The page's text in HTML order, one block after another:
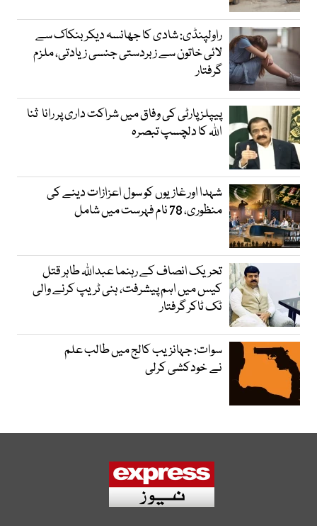
راولپنڈی: شادی کا جھانسہ دیکر بنکاک سے
لائی خاتون سے زبردستی جنسی زیادتی، ملزم
گرفتار
پیپلز پارٹی کی وفاق میں شراکت داری پر رانا ثنا
اللہ کا دلچسپ تبصرہ
شہدا اور غازیوں کو سول اعزازات دینے کی
منظوری، 78 نام فہرست میں شامل
تحریک انصاف کے رہنما عبداللہ طاہر قتل
کیس میں اہم پیشرفت، ہنی ٹریپ کرنے والی
ٹک ٹاکر گرفتار
سوات: جہانزیب کالج میں طالب علم
نے خودکشی کرلی